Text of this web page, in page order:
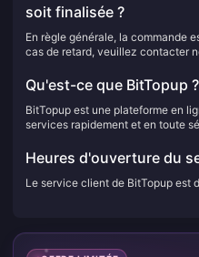
soit finalisée ?
En règle générale, la commande
cas de retard, veuillez contacter
Qu'est-ce que BitTopup ?
BitTopup est une plateforme en
services rapidement et en toute
Heures d'ouverture du
Le service client de BitTopup est